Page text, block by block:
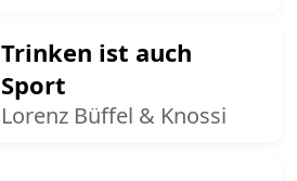
Trinken ist auch
Sport
Lorenz Büffel & Knossi